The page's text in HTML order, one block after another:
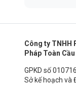
Công ty TNHH
Pháp Toàn Cầu
GPKD số
Sở kế hoạch và